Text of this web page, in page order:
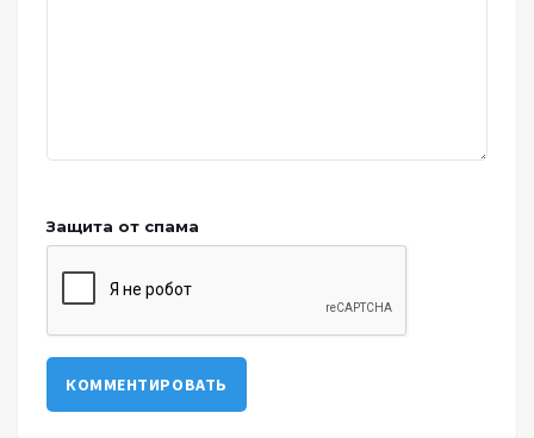
Защита от спама
КОММЕНТИРОВАТЬ